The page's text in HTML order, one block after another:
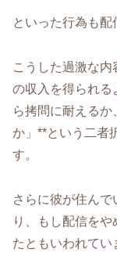
といった行為も配
こうした過激な
の収入を得られる
ら拷問に耐える
か」**という二者
す。
さらに彼が住ん
り、もし配信を
たともいわれてい